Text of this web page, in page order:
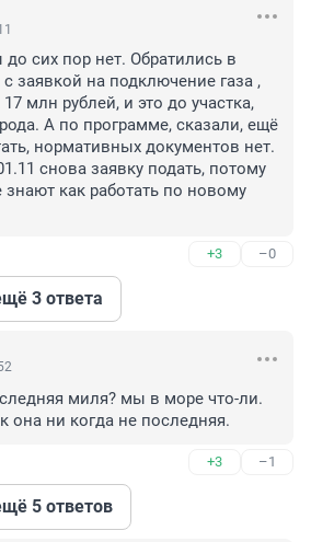
сих пор нет. Обратились в
заявкой на подключение газа ,
млн рублей, и это до участка,
А по программе, сказали, ещё
нормативных документов нет.
снова заявку подать, потому
знают как работать по новому
+3 –0
3 ответа
миля? мы в море что-ли.
она ни когда не последняя.
+3 –1
5 ответов